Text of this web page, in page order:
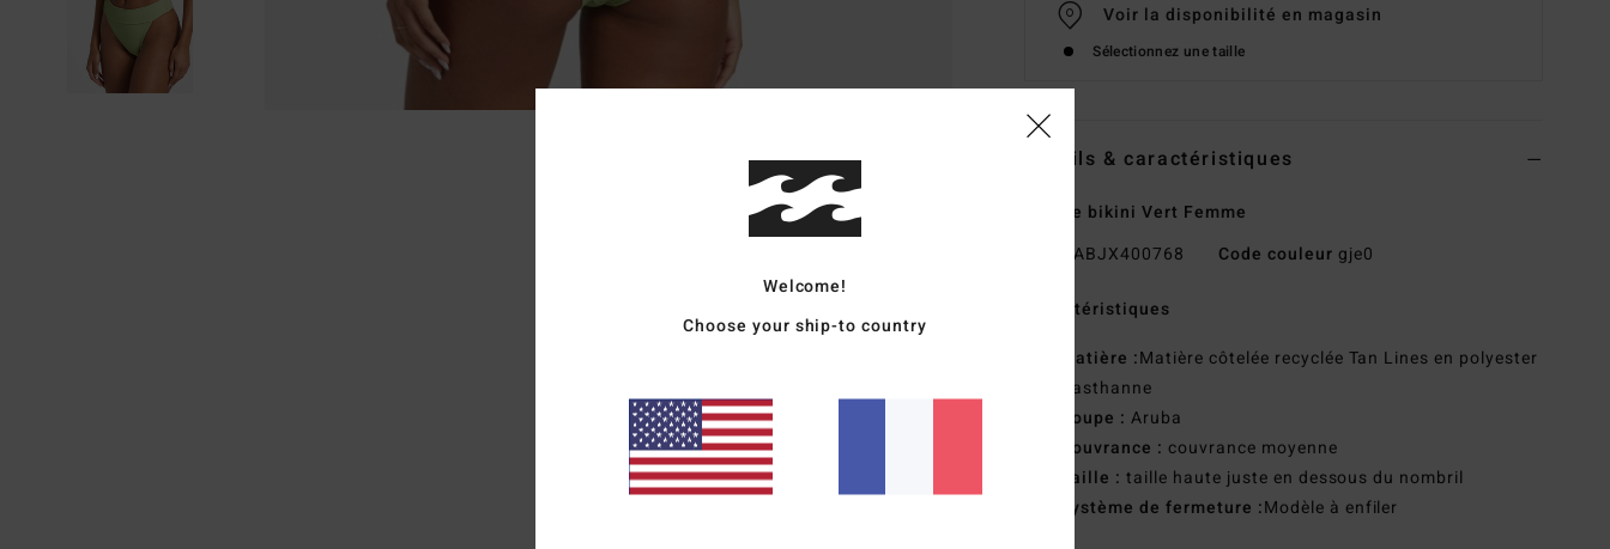
Voir la disponibilité en magasin
Sélectionnez une taille
Details & caractéristiques
Bas de bikini Vert Femme
ABJX400768 Code couleur gje0
Caractéristiques
Matière :Matière côtelée recyclée Tan Lines en polyester
et élasthanne
Coupe : Aruba
Couvrance : couvrance moyenne
Taille : taille haute juste en dessous du nombril
Système de fermeture :Modèle à enfiler
Welcome!
Choose your ship-to country